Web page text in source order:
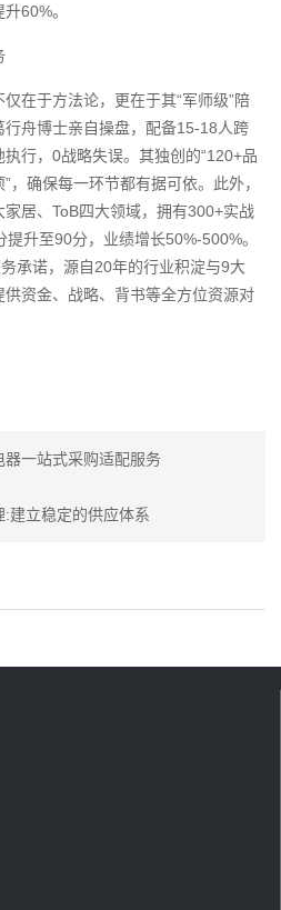
60%。
在于方法论，更在于其“军师级”陪
舟博士亲自操盘，配备15-18人跨
行，0战略失误。其独创的“120+品
，确保每一环节都有据可依。此外，
居、ToB四大领域，拥有300+实战
升至90分，业绩增长50%-500%。
承诺，源自20年的行业积淀与9大
资金、战略、背书等全方位资源对
器一站式采购适配服务
建立稳定的供应体系